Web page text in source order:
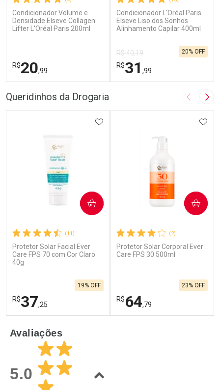
Condicionador Volume e
Densidade Elseve Collagen
Lifter L'Oréal Paris 200ml
R$20,99
Ativar Desconto
Comprar sem Desconto
Comprar sem Desconto
Condicionador L'Oréal Paris
Elseve Liso dos Sonhos
Alinhamento Capilar 400ml
R$ 40,19
R$31 ,99
20% OFF
Ativar Desconto
Comprar sem Desconto
Queridinhos da Drogaria Imagem
(11)
Protetor Solar Facial Ever
Care FPS 70 com Cor Claro
40g
R$37,25
19% OFF
ADICIONAR AOS FAVORITOS
COMPRAR
Laboratório
Por Menos
(2)
Protetor Solar Corporal Ever
Care FPS 30 500ml
R$64,79
23% OFF
COMPRAR
Avaliações
5.0